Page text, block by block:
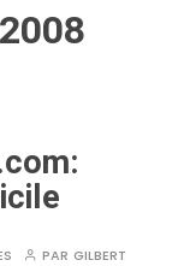
PAR GILBERT